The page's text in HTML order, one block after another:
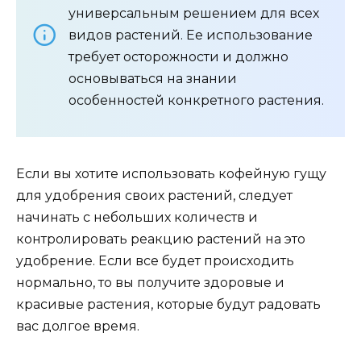
универсальным решением для всех
видов растений. Ее использование
требует осторожности и должно
основываться на знании
особенностей конкретного растения.
Если вы хотите использовать кофейную гущу
для удобрения своих растений, следует
начинать с небольших количеств и
контролировать реакцию растений на это
удобрение. Если все будет происходить
нормально, то вы получите здоровые и
красивые растения, которые будут радовать
вас долгое время.